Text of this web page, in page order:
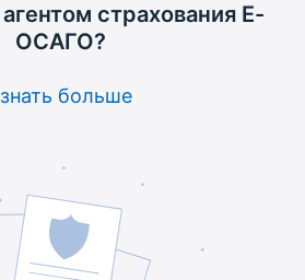
страхования Е-
ОСАГО?
больше